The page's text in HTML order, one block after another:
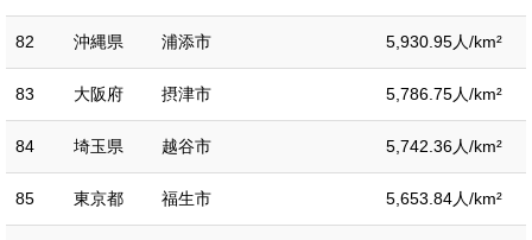
82 沖縄県 浦添市 5,930.95人/km²
83 大阪府 摂津市 5,786.75人/km²
84 埼玉県 越谷市 5,742.36人/km²
85 東京都 福生市 5,653.84人/km²